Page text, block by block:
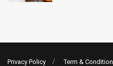
Privacy Policy Term & Condition